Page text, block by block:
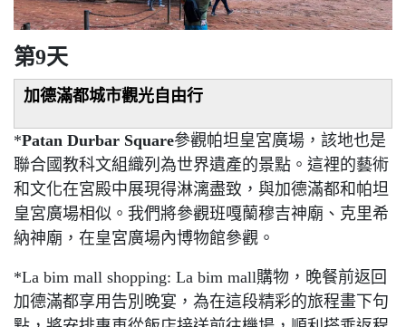
第9天
加德滿都城市觀光自由行
*Patan Durbar Square參觀帕坦皇宮廣場，該地也是
聯合國教科文組織列為世界遺產的景點。這裡的藝術
和文化在宮殿中展現得淋漓盡致，與加德滿都和帕坦
皇宮廣場相似。我們將參觀班嘎蘭穆吉神廟、克里希
納神廟，在皇宮廣場內博物館參觀。
*La bim mall shopping: La bim mall購物，晚餐前返回
加德滿都享用告別晚宴，為在這段精彩的旅程畫下句